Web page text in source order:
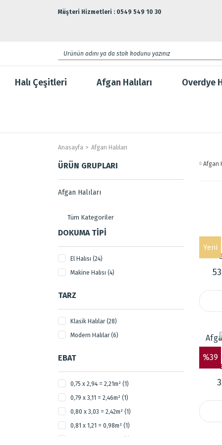
Müşteri Hizmetleri : 0549 549 10 30
Halı Çeşitleri Afgan Halıları Overdye
Anasayfa Afgan Halıları
ÜRÜN GRUPLARI
Afgan Halıları
Tüm Kategoriler
DOKUMA TIPI
El Halısı (24)
Makine Halısı (4)
TARZ
Klasik Halılar (28)
Modern Halılar (6)
EBAT
0,75 x 2,94 = 2,21m² (1)
0,79 x 3,11 = 2,46m² (1)
0,80 x 3,03 = 2,42m² (1)
0,81 x 1,21 = 0,98m² (1)
Afgan
Yeni
%39